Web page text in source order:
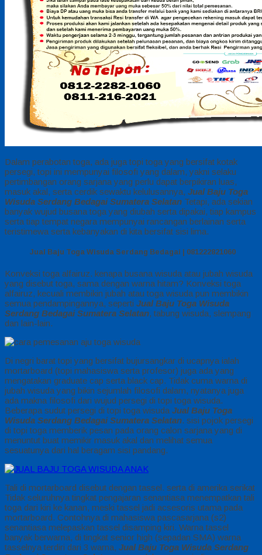
Dalam perabotan toga, ada juga topi toga yang bersifat kotak
persegi, topi ini mempunyai filosofi yang dalam, yakni selaku
pertimbangan orang sarjana yang perlu dapat berpikiran luas,
masuk akal, serta cerdik sewaktu kelulusannya, Jual Baju Toga
Wisuda Serdang Bedagai Sumatera Selatan Tetapi, ada sekian
banyak wujud busana toga yang diubah serta dipakai, tiap kampus
serta tiap tempat negara mempunyai rancangan berlainan serta
teristimewa serta kebanyakan di kita bersifat sisi lima.
Jual Baju Toga Wisuda Serdang Bedagai | 081222821060
Konveksi toga alfairuz. kenapa busana wisuda atau jubah wisuda
yang disebut toga, sama dengan warna hitam? Konveksi toga
alfairuz, kecuali membikin jubah atau toga wisuda pun membikin
semua pendampingannya, seperti Jual Baju Toga Wisuda
Serdang Bedagai Sumatera Selatan, tabung wisuda, slempang
dan lain-lain.
Di negri barat topi yang bersifat bujursangkar di ucapnya ialah
mortarboard (topi mahasiswa serta profesor) juga ada yang
mengatakan graduate cap serta black cap. Tidak cuma warna di
jubah wisuda yang bikin sejumlah filosofi dalam, nyatanya juga
ada makna filosofi dari wujud persegi di topi toga wisuda.
Beberapa sudut persegi di topi toga wisuda Jual Baju Toga
Wisuda Serdang Bedagai Sumatera Selatan. sisi pojok persegi
di topi toga memberik pesan pada orang calon sarjana yang di
menuntut buat memikir masuk akal dan melihat semua
sesuatunya dari hal beragam sisi pandang.
Tali di mortarboard disebut dengan tassel. serta di amerika serikat
Tidak seluruhnya tingkat pengajaran senantiasa menempatkan tali
toga dari kiri ke kanan, meski tassel jadi acsesoris utama pada
mortarboard. Contohnya di mahasiswa pascasarjana (s2)
senantiasa melepaskan tassel disamping kiri. Warna tassel
banyak berwarna, di tingkat senior high (sepadan SMA) warna
tasselnya terdiri dari 3 warna, Jual Baju Toga Wisuda Serdang